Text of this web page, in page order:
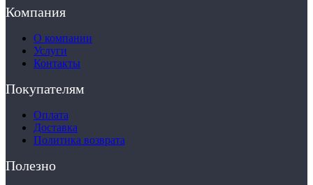
Компания
О компании
Услуги
Контакты
Покупателям
Оплата
Доставка
Политика возврата
Полезно